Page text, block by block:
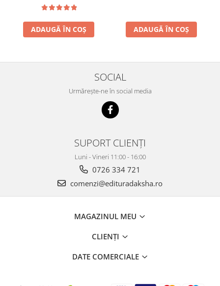
ADAUGĂ ÎN COȘ ADAUGĂ ÎN COȘ
SOCIAL
Urmărește-ne în social media
SUPORT CLIENȚI
Luni - Vineri 11:00 - 16:00
0726 334 721
comenzi@edituradaksha.ro
MAGAZINUL MEU
CLIENȚI
DATE COMERCIALE